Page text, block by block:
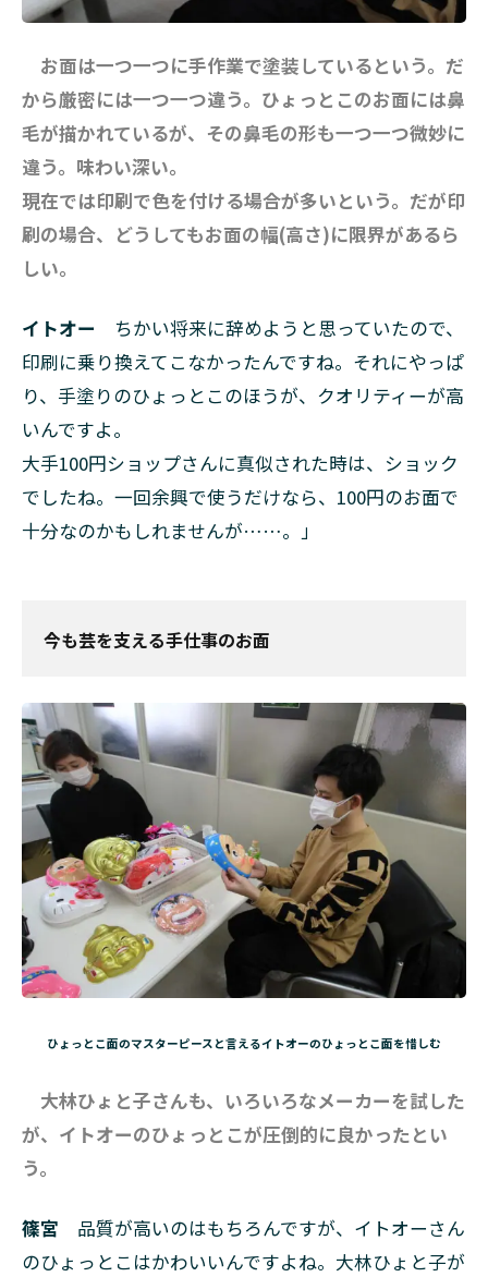
お面は一つ一つに手作業で塗装しているという。だ
から厳密には一つ一つ違う。ひょっとこのお面には鼻
毛が描かれているが、その鼻毛の形も一つ一つ微妙に
違う。味わい深い。
現在では印刷で色を付ける場合が多いという。だが印
刷の場合、どうしてもお面の幅(高さ)に限界があるら
しい。
イトオー ちかい将来に辞めようと思っていたので、
印刷に乗り換えてこなかったんですね。それにやっぱ
り、手塗りのひょっとこのほうが、クオリティーが高
いんですよ。
大手100円ショップさんに真似された時は、ショック
でしたね。一回余興で使うだけなら、100円のお面で
十分なのかもしれませんが……。」
今も芸を支える手仕事のお面
ひょっとこ面のマスターピースと言えるイトオーのひょっとこ面を惜しむ
大林ひょと子さんも、いろいろなメーカーを試した
が、イトオーのひょっとこが圧倒的に良かったとい
う。
篠宮 品質が高いのはもちろんですが、イトオーさん
のひょっとこはかわいいんですよね。大林ひょと子が